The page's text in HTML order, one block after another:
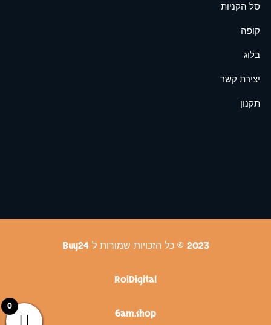
סל הקניות
קופה
בלוג
יצירת קשר
תקנון
2023 © כל הזכויות שמורות ל Buy24
RoiDigital
6am.shop
0